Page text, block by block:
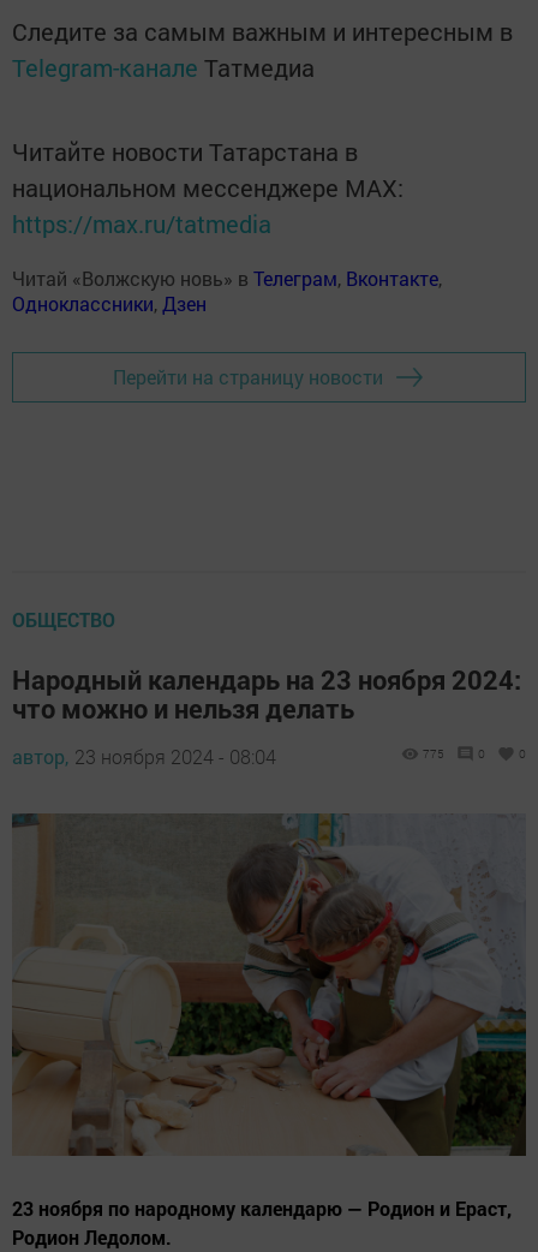
Следите за самым важным и интересным в
Telegram-канале Татмедиа
Читайте новости Татарстана в
национальном мессенджере MАХ:
https://max.ru/tatmedia
Читай «Волжскую новь» в Телеграм, Вконтакте,
Одноклассники, Дзен
Перейти на страницу новости
ОБЩЕСТВО
Народный календарь на 23 ноября 2024:
что можно и нельзя делать
автор, 23 ноября 2024 - 08:04 775 0 0
23 ноября по народному календарю — Родион и Ераст,
Родион Ледолом.